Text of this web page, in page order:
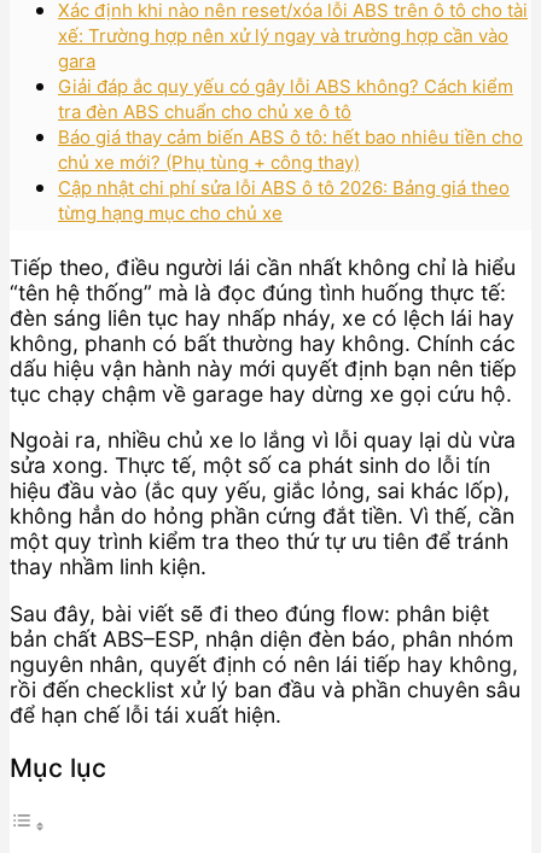
Xác định khi nào nên reset/xóa lỗi ABS trên ô tô cho tài
xế: Trường hợp nên xử lý ngay và trường hợp cần vào
gara
Giải đáp ắc quy yếu có gây lỗi ABS không? Cách kiểm
tra đèn ABS chuẩn cho chủ xe ô tô
Báo giá thay cảm biến ABS ô tô: hết bao nhiêu tiền cho
chủ xe mới? (Phụ tùng + công thay)
Cập nhật chi phí sửa lỗi ABS ô tô 2026: Bảng giá theo
từng hạng mục cho chủ xe
Tiếp theo, điều người lái cần nhất không chỉ là hiểu
“tên hệ thống” mà là đọc đúng tình huống thực tế:
đèn sáng liên tục hay nhấp nháy, xe có lệch lái hay
không, phanh có bất thường hay không. Chính các
dấu hiệu vận hành này mới quyết định bạn nên tiếp
tục chạy chậm về garage hay dừng xe gọi cứu hộ.
Ngoài ra, nhiều chủ xe lo lắng vì lỗi quay lại dù vừa
sửa xong. Thực tế, một số ca phát sinh do lỗi tín
hiệu đầu vào (ắc quy yếu, giắc lỏng, sai khác lốp),
không hẳn do hỏng phần cứng đắt tiền. Vì thế, cần
một quy trình kiểm tra theo thứ tự ưu tiên để tránh
thay nhầm linh kiện.
Sau đây, bài viết sẽ đi theo đúng flow: phân biệt
bản chất ABS–ESP, nhận diện đèn báo, phân nhóm
nguyên nhân, quyết định có nên lái tiếp hay không,
rồi đến checklist xử lý ban đầu và phần chuyên sâu
để hạn chế lỗi tái xuất hiện.
Mục lục